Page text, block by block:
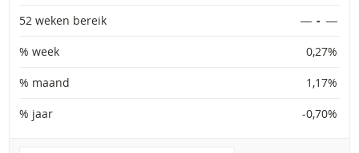
52 weken bereik
― - ―
% week 0,27%
% maand 1,17%
% jaar -0,70%